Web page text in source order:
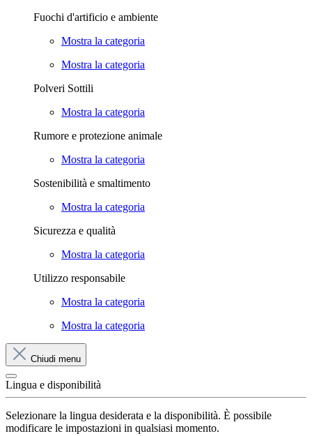
Fuochi d'artificio e ambiente
Mostra la categoria
Mostra la categoria
Polveri Sottili
Mostra la categoria
Rumore e protezione animale
Mostra la categoria
Sostenibilità e smaltimento
Mostra la categoria
Sicurezza e qualità
Mostra la categoria
Utilizzo responsabile
Mostra la categoria
Mostra la categoria
Chiudi menu
Lingua e disponibilità
Selezionare la lingua desiderata e la disponibilità. È possibile
modificare le impostazioni in qualsiasi momento.